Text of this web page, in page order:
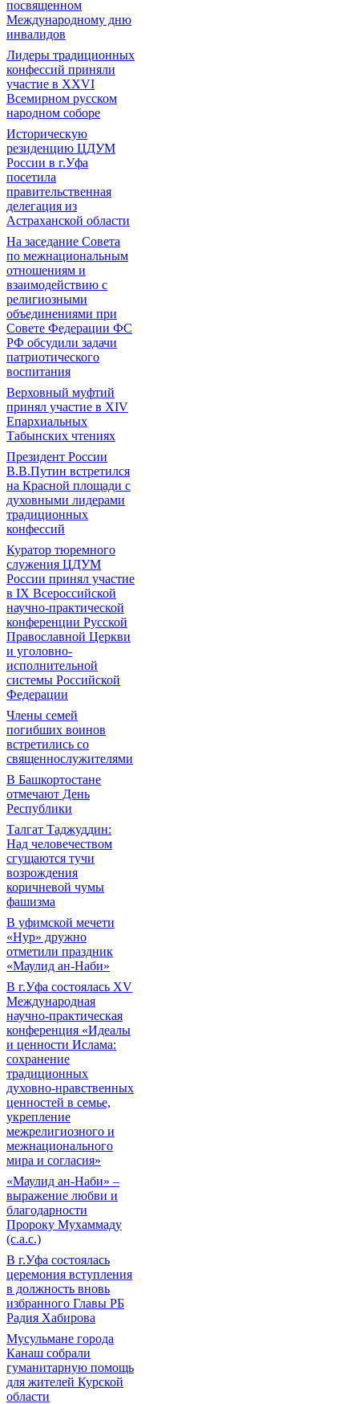
посвященном
Международному дню
инвалидов
Лидеры традиционных
конфессий приняли
участие в XXVI
Всемирном русском
народном соборе
Историческую
резиденцию ЦДУМ
России в г.Уфа
посетила
правительственная
делегация из
Астраханской области
На заседание Совета
по межнациональным
отношениям и
взаимодействию с
религиозными
объединениями при
Совете Федерации ФС
РФ обсудили задачи
патриотического
воспитания
Верховный муфтий
принял участие в ХIV
Епархиальных
Табынских чтениях
Президент России
В.В.Путин встретился
на Красной площади с
духовными лидерами
традиционных
конфессий
Куратор тюремного
служения ЦДУМ
России принял участие
в IX Всероссийской
научно-практической
конференции Русской
Православной Церкви
и уголовно-
исполнительной
системы Российской
Федерации
Члены семей
погибших воинов
встретились со
священнослужителями
В Башкортостане
отмечают День
Республики
Талгат Таджуддин:
Над человечеством
сгущаются тучи
возрождения
коричневой чумы
фашизма
В уфимской мечети
«Нур» дружно
отметили праздник
«Маулид ан-Наби»
В г.Уфа состоялась XV
Международная
научно-практическая
конференция «Идеалы
и ценности Ислама:
сохранение
традиционных
духовно-нравственных
ценностей в семье,
укрепление
межрелигиозного и
межнационального
мира и согласия»
«Маулид ан-Наби» –
выражение любви и
благодарности
Пророку Мухаммаду
(с.а.с.)
В г.Уфа состоялась
церемония вступления
в должность вновь
избранного Главы РБ
Радия Хабирова
Мусульмане города
Канаш собрали
гуманитарную помощь
для жителей Курской
области